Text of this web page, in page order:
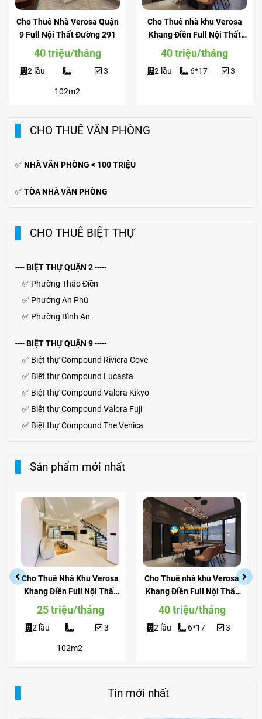
Cho Thuê Nhà Verosa Quận
9 Full Nội Thất Đường 291
40 triệu/tháng
2 lầu
102m2
3
Cho Thuê nhà khu Verosa
Khang Điền Full Nội Thất
View Công Viên
40 triệu/tháng
2 lầu 6*17 3
CHO THUÊ VĂN PHÒNG
✅NHÀ VĂN PHÒNG < 100 TRIỆU
✅TÒA NHÀ VĂN PHÒNG
CHO THUÊ BIỆT THỰ
----BIỆT THỰ QUẬN 2-----
✅ Phường Thảo Điền
✅ Phường An Phú
✅ Phường Bình An
----BIỆT THỰ QUẬN 9-----
✅ Biệt thự Compound Riviera Cove
✅ Biệt thựCompound Lucasta
✅ Biệt thựCompound Valora Kikyo
✅ Biệt thự Compound Valora Fuji
✅ Biệt thự Compound The Venica
Sản phẩm mới nhất
Cho Thuê Nhà Khu Verosa
Khang Điền Full Nội Thất
Giá Siêu Rẻ
25 triệu/tháng
2 lầu
102m2
3
Cho Thuê nhà khu Verosa
Khang Điền Full Nội Thất
View Công Viên
40 triệu/tháng
2 lầu 6*17 3
Tin mới nhất